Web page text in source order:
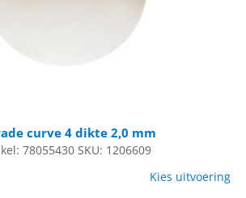
curve 4 dikte 2,0 mm
78055430 SKU: 1206609
Kies uitvoering